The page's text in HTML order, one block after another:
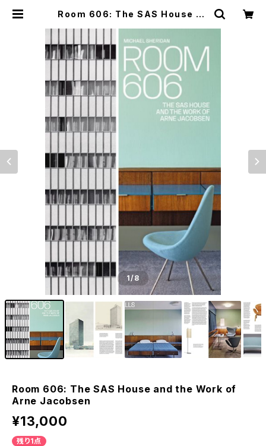
Room 606: The SAS House an
1/8
Room 606: The SAS House and the Work of
Arne Jacobsen
¥13,000
残り1点